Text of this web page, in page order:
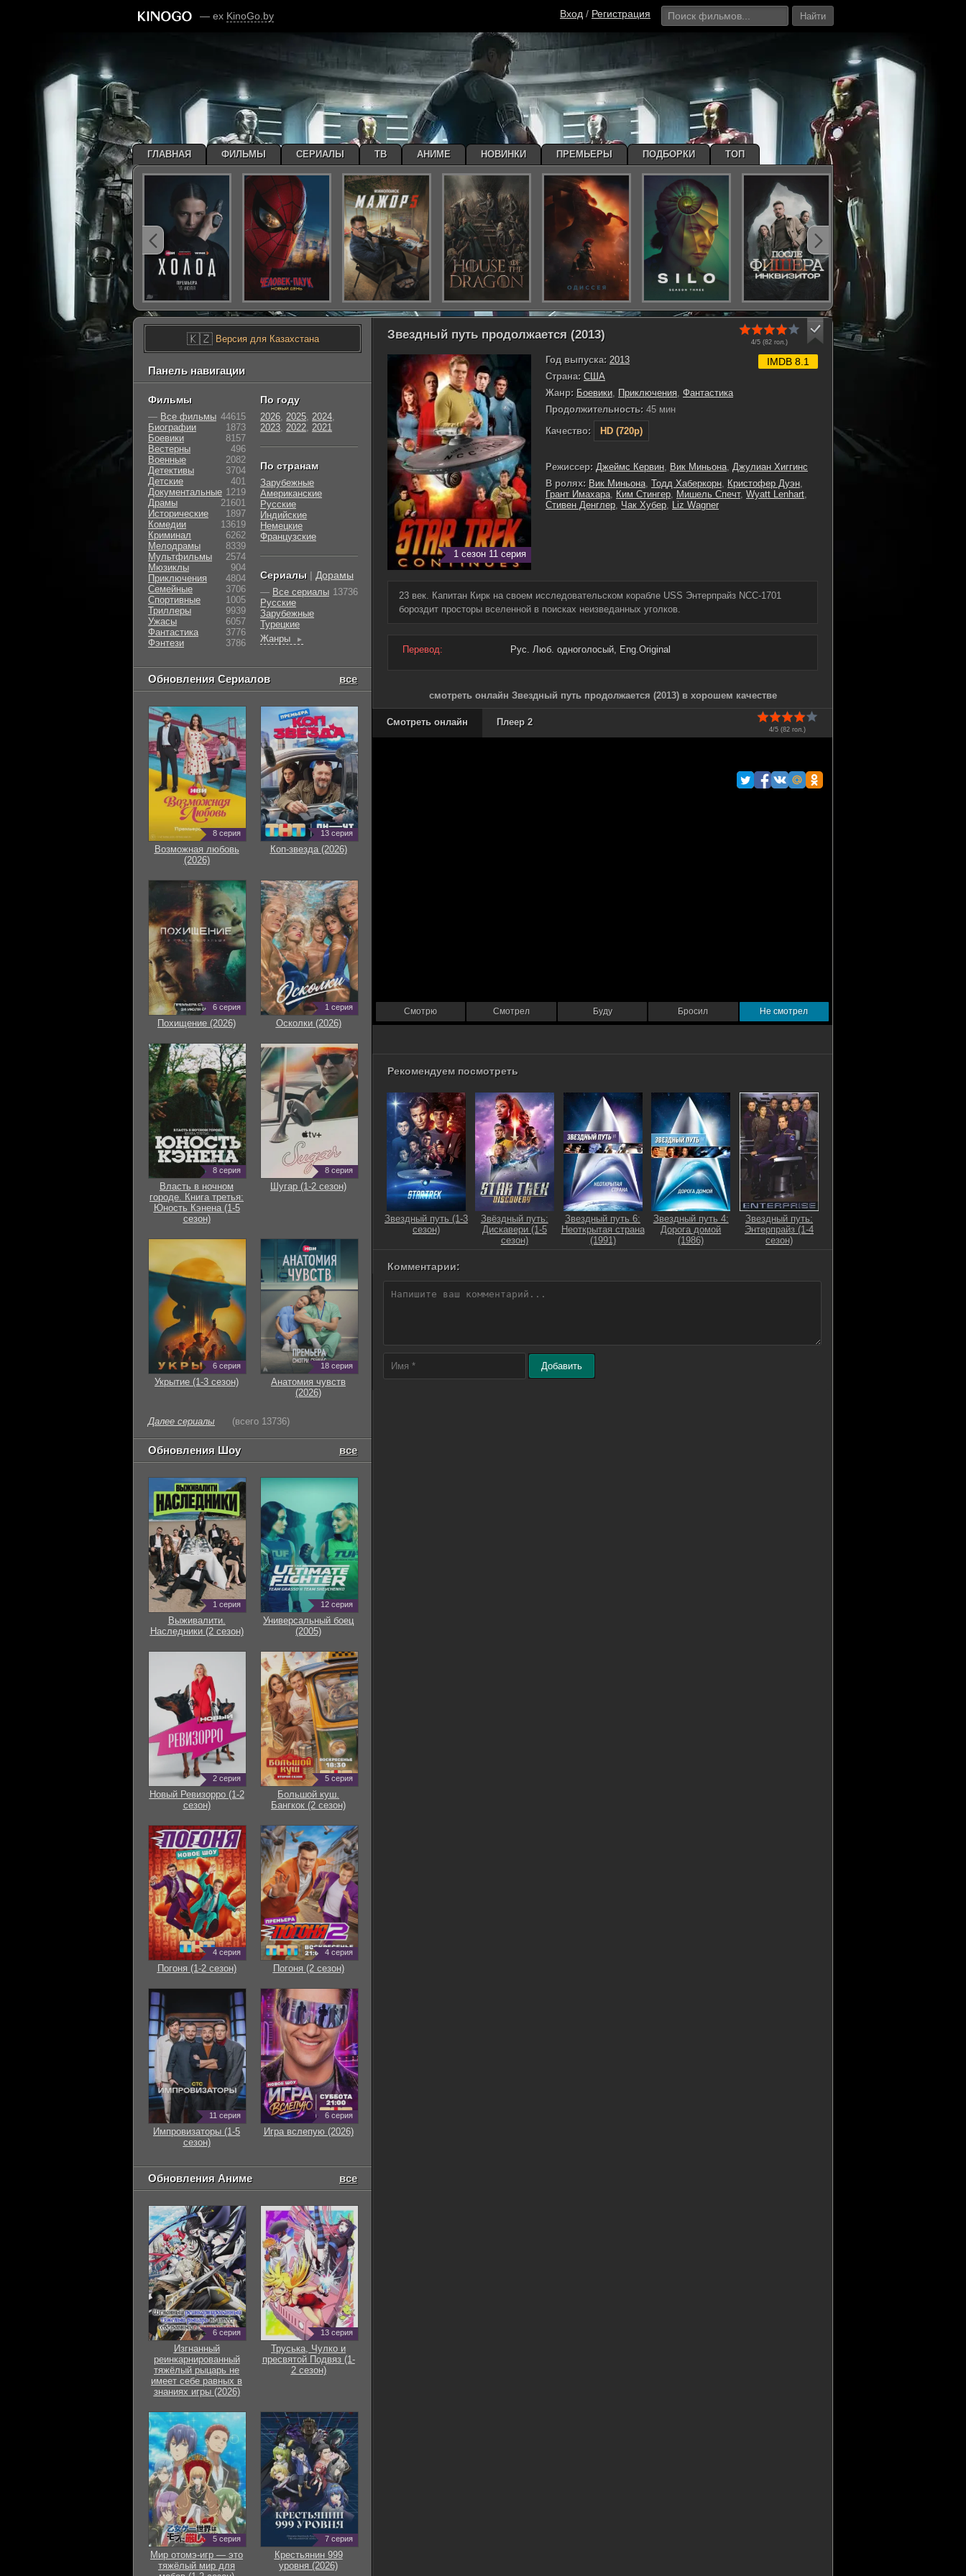
— ex KinoGo.by Вход / Регистрация Найти
Звездный путь продолжается (2013)
4/5 (82 гол.)
1 сезон 11 серия
Год выпуска: 2013
Страна: США
Жанр: Боевики, Приключения, Фантастика
Продолжительность: 45 мин
Качество:
HD (720p)
IMDB 8.1
Режиссер: Джеймс Кервин, Вик Миньона, Джулиан Хиггинс
В ролях: Вик Миньона, Тодд Хаберкорн, Кристофер Дуэн,
Грант Имахара, Ким Стингер, Мишель Спечт, Wyatt Lenhart,
Стивен Денглер, Чак Хубер, Liz Wagner
23 век. Капитан Кирк на своем исследовательском корабле USS Энтерпрайз NCC-1701
бороздит просторы вселенной в поисках неизведанных уголков.
Перевод: Рус. Люб. одноголосый, Eng.Original
смотреть онлайн Звездный путь продолжается (2013) в хорошем качестве
4/5 (82 гол.)
Смотреть онлайн Плеер 2
Смотрю Смотрел Буду Бросил Не смотрел
Рекомендуем посмотреть
Звездный путь (1-3
сезон)
Звёздный путь:
Дискавери (1-5
сезон)
Звездный путь 6:
Неоткрытая страна
(1991)
Звездный путь 4:
Дорога домой
(1986)
Звездный путь:
Энтерпрайз (1-4
сезон)
Комментарии:
Добавить
🇰🇿Версия для Казахстана
Панель навигации
Фильмы
— Все фильмы 44615
Биографии
1873
Боевики
8157
Вестерны
496
Военные
2082
Детективы
3704
Детские
401
Документальные 1219
Драмы
21601
Исторические
1897
Комедии
13619
Криминал
6262
Мелодрамы
8339
Мультфильмы
2574
Мюзиклы
904
Приключения
4804
Семейные
3706
Cпортивные
1005
Триллеры
9939
Ужасы
6057
Фантастика
3776
Фэнтези
3786
По году
2026, 2025, 2024,
2023, 2022, 2021
По странам
Зарубежные
Американские
Русские
Индийские
Немецкие
Французские
Сериалы | Дорамы
— Все сериалы 13736
Русские
Зарубежные
Турецкие
Жанры
►
Обновления Сериалов все
8 серия
Возможная любовь
(2026)
13 серия
Коп-звезда (2026)
6 серия
Похищение (2026)
1 серия
Осколки (2026)
8 серия
Власть в ночном
городе. Книга третья:
Юность Кэнена (1-5
сезон)
8 серия
Шугар (1-2 сезон)
6 серия
Укрытие (1-3 сезон)
18 серия
Анатомия чувств
(2026)
Далее сериалы (всего 13736)
Обновления Шоу все
1 серия
Выживалити.
Наследники (2 сезон)
12 серия
Универсальный боец
(2005)
2 серия
Новый Ревизорро (1-2
сезон)
5 серия
Большой куш.
Бангкок (2 сезон)
4 серия
Погоня (1-2 сезон)
4 серия
Погоня (2 сезон)
11 серия
Импровизаторы (1-5
сезон)
6 серия
Игра вслепую (2026)
Обновления Аниме все
6 серия
Изгнанный
реинкарнированный
тяжёлый рыцарь не
имеет себе равных в
знаниях игры (2026)
13 серия
Труська, Чулко и
пресвятой Подвяз (1-
2 сезон)
5 серия
Мир отомэ-игр — это
тяжёлый мир для
7 серия
Крестьянин 999
уровня (2026)
ГЛАВНАЯ ФИЛЬМЫ СЕРИАЛЫ ТВ АНИМЕ НОВИНКИ ПРЕМЬЕРЫ ПОДБОРКИ ТОП